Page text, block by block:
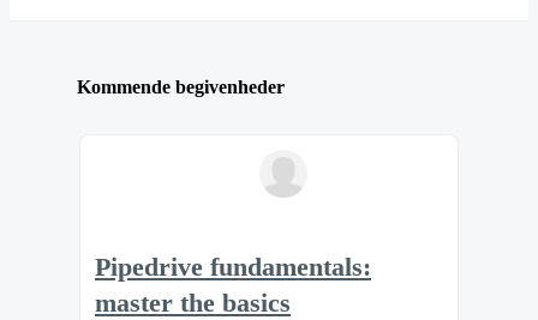
Kommende begivenheder
Pipedrive fundamentals:
master the basics